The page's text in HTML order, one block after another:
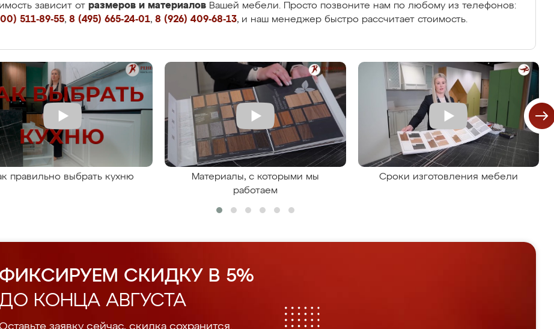
зависит от размеров и материалов Вашей мебели. Просто позвоните нам по любому из телефонов:
511-89-55, 8 (495) 665-24-01, 8 (926) 409-68-13, и наш менеджер быстро рассчитает стоимость.
правильно выбрать кухню
Материалы, с которыми мы
работаем
Сроки изготовления мебели
ФИКСИРУЕМ СКИДКУ В 5%
КОНЦА АВГУСТА
заявку сейчас, скидка сохранится.